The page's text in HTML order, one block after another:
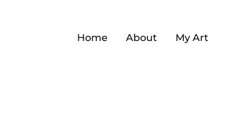
Home About My Art